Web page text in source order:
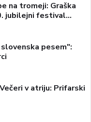
na tromeji: Graška
jubilejni festival
pesem":
v atriju: Prifarski